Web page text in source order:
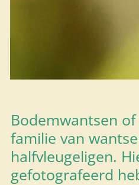
Bodemwantsen
familie van
halfvleugeligen.
gefotografeerd